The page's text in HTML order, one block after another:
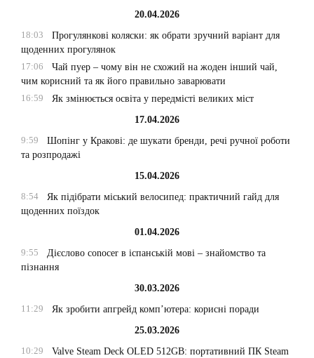
20.04.2026
18:03
Прогулянкові коляски: як обрати зручний варіант для
щоденних прогулянок
17:06
Чай пуер – чому він не схожий на жоден інший чай,
чим корисний та як його правильно заварювати
16:59
Як змінюється освіта у передмісті великих міст
17.04.2026
9:59
Шопінг у Кракові: де шукати бренди, речі ручної роботи
та розпродажі
15.04.2026
8:54
Як підібрати міський велосипед: практичний гайд для
щоденних поїздок
01.04.2026
9:55
Дієслово conocer в іспанській мові – знайомство та
пізнання
30.03.2026
11:29
Як зробити апгрейд комп’ютера: корисні поради
25.03.2026
10:29
Valve Steam Deck OLED 512GB: портативний ПК Steam